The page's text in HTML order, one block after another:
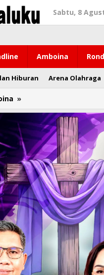
Sabtu, 8
Amboina
Hiburan Arena Olahraga
»
Ambon
Berantas
Preman
yang
Kuasai
Lapak
Pasar
Ikan
Arumbai